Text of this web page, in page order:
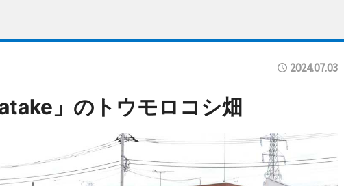
2024.07.03
」のトウモロコシ畑